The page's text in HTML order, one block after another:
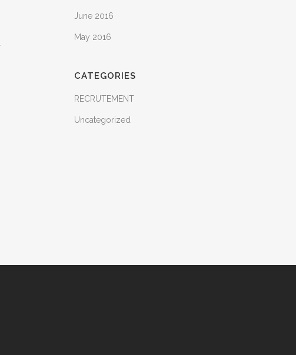
June 2016
May 2016
CATEGORIES
RECRUTEMENT
Uncategorized